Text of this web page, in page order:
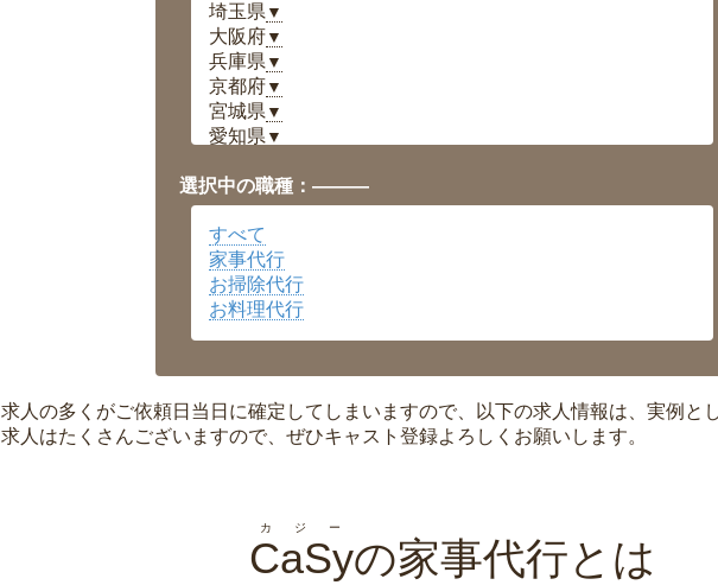
埼玉県 ▼
大阪府▼
兵庫県 ▼
京都府▼
宮城県 ▼
愛知県 ▼
岡山県▼
広島県▼
沖縄県
選択中の職種：———
すべて
家事代行
お掃除代行
お料理代行
求人の多くがご依頼日当日に確定してしまいますので、以下の求人情報は、実例と
求人はたくさんございますので、ぜひキャスト登録よろしくお願いします。
CaSy
カジー
の家事代行とは